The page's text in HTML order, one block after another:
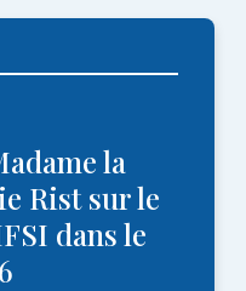
la
Rist sur le
dans le